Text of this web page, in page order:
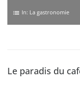
list In: La gastronomie
Le paradis du